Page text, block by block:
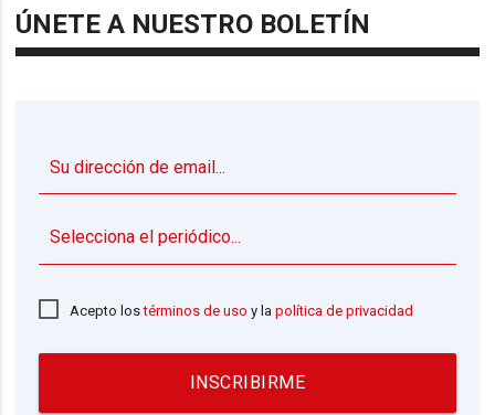
ÚNETE A NUESTRO BOLETÍN
Acepto lostérminos de uso y lapolítica de privacidad
INSCRIBIRME